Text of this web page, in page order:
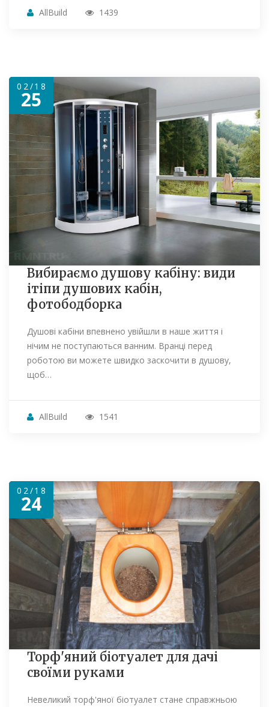
AllBuild 1439
02/18
25
Вибираємо душову кабіну: види
ітіпи душових кабін,
фотободборка
Душові кабіни впевнено увійшли в наше життя і
нічим не поступаються ванним. Вранці перед
роботою ви можете швидко заскочити в душову,
щоб…
AllBuild 1541
02/18
24
Торф'яний біотуалет для дачі
своїми руками
Невеликий торф'яної біотуалет стане справжньою